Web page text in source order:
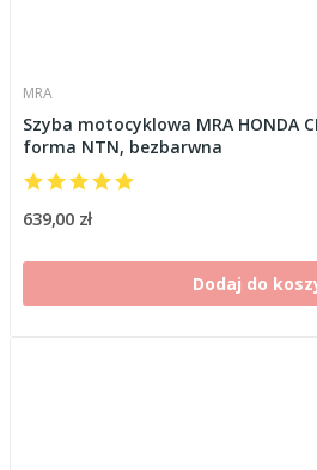
MRA
Szyba motocyklowa MRA HONDA
forma NTN, bezbarwna
639,00 zł
Dodaj do